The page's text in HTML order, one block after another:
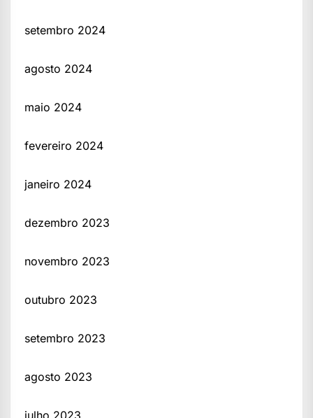
setembro 2024
agosto 2024
maio 2024
fevereiro 2024
janeiro 2024
dezembro 2023
novembro 2023
outubro 2023
setembro 2023
agosto 2023